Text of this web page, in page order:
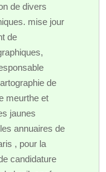
de divers
mise jour
de
de
meurthe et
jaunes
annuaires de
, pour la
candidature